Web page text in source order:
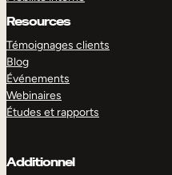
Resources
Témoignages clients
Blog
Événements
Webinaires
Études et rapports
Additionnel